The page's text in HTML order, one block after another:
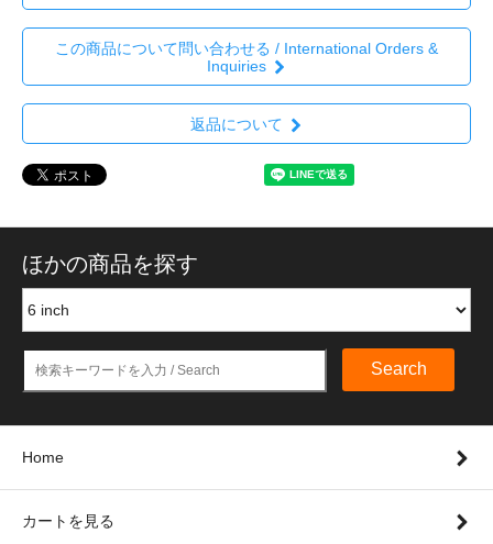
この商品について問い合わせる / International Orders &
Inquiries
返品について
ほかの商品を探す
Search
Home
カートを見る